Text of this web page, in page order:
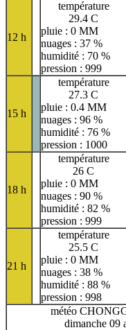
12 h
température
29.4 C
pluie : 0 MM
nuages : 37 %
humidité : 70 %
pression : 999
15 h
température
27.3 C
pluie : 0.4 MM
nuages : 96 %
humidité : 76 %
pression : 1000
18 h
température
26 C
pluie : 0 MM
nuages : 90 %
humidité : 82 %
pression : 999
21 h
température
25.5 C
pluie : 0 MM
nuages : 38 %
humidité : 88 %
pression : 998
météo
dimanche 09